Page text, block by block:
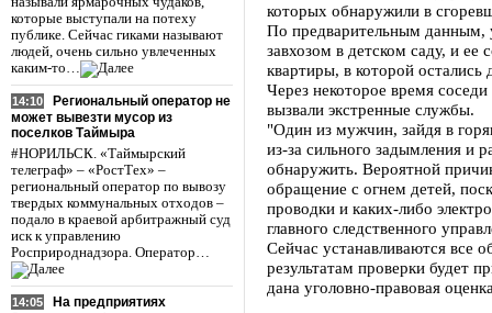
которые выступали на потеху
публике. Сейчас гиками называют
людей, очень сильно увлеченных
каким-то…
14:10
Региональный оператор не
может вывезти мусор из
поселков Таймыра
#НОРИЛЬСК. «Таймырский
телеграф» – «РостТех» –
региональный оператор по вывозу
твердых коммунальных отходов –
подало в краевой арбитражный суд
иск к управлению
Росприроднадзора. Оператор…
14:05
На предприятиях
которых обнаружили в
По предварительным данным,
завхозом в детском саду, и
квартиры, в которой
Через некоторое время
вызвали экстренные службы.
"Один из мужчин, зайдя в
из-за сильного задымления и
обнаружить. Вероятной
обращение с огнем детей,
проводки и каких-либо
главного следственного
Сейчас устанавливаются все
результатам проверки будет
дана уголовно-правовая